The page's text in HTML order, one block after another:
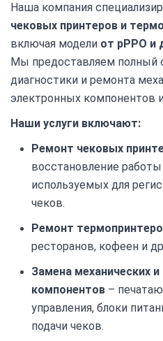
Наша компания
чековых принтеров и
включая модели от pPPO и
Мы предоставляем полный
диагностики и ремонта
электронных компонентов
Наши услуги включают:
Ремонт чековых
восстановление
используемых для
чеков.
Ремонт
ресторанов, кофеен и
Замена механических
компонентов –
управления, блоки
подачи чеков.